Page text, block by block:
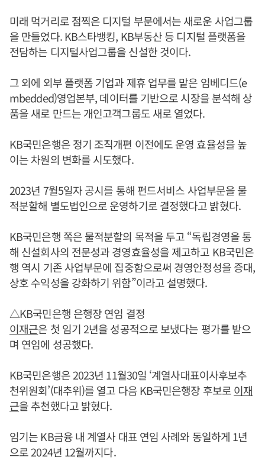
미래 먹거리로 점찍은 디지털 부문에서는 새로운 사업그룹
을 만들었다. KB스타뱅킹, KB부동산 등 디지털 플랫폼을
전담하는 디지털사업그룹을 신설한 것이다.
그 외에 외부 플랫폼 기업과 제휴 업무를 맡은 임베디드(e
mbedded)영업본부, 데이터를 기반으로 시장을 분석해 상
품을 새로 만드는 개인고객그룹도 새로 열었다.
KB국민은행은 정기 조직개편 이전에도 운영 효율성을 높
이는 차원의 변화를 시도했다.
2023년 7월5일자 공시를 통해 펀드서비스 사업부문을 물
적분할해 별도법인으로 운영하기로 결정했다고 밝혔다.
KB국민은행 쪽은 물적분할의 목적을 두고 “독립경영을 통
해 신설회사의 전문성과 경영효율성을 제고하고 KB국민은
행 역시 기존 사업부문에 집중함으로써 경영안정성을 증대,
상호 수익성을 강화하기 위함”이라고 설명했다.
△KB국민은행 은행장 연임 결정
이재근은 첫 임기 2년을 성공적으로 보냈다는 평가를 받으
며 연임에 성공했다.
KB국민은행은 2023년 11월30일 ‘계열사대표이사후보추
천위원회’(대추위)를 열고 다음 KB국민은행장 후보로이재
근을 추천했다고 밝혔다.
임기는 KB금융 내 계열사 대표 연임 사례와 동일하게 1년
으로 2024년 12월까지다.